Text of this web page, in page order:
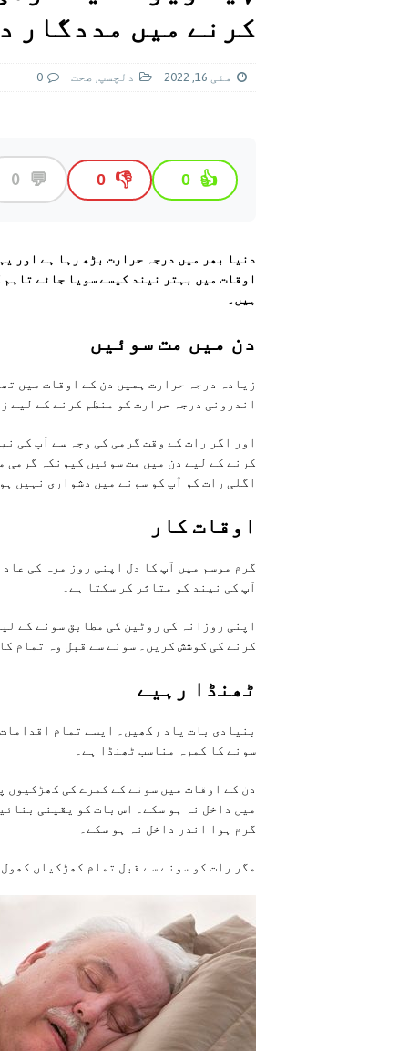
[ اگست 5, 2026 ] فیصل قریشی کا
پاکستان
کرنے میں مددگار
مئی 16, 2022 دلچسپ, صحت 0
👍
0
👎
0
💬
0
دنیا بھر میں درجہ حرارت بڑھ رہا ہے اور
اوقات میں بہتر نیند کیسے سویا جائے
ہیں۔
دن میں مت سوئیں
زیادہ درجہ حرارت ہمیں دن کے اوقات میں
اندرونی درجہ حرارت کو منظم کرنے کے لیے
اور اگر رات کے وقت گرمی کی وجہ سے آپ کی
کرنے کے لیے دن میں مت سوئیں کیونکہ گرمی
اگلی رات کو آپ کو سونے میں دشواری نہیں
اوقات کار
گرم موسم میں آپ کا دل اپنی روز مرہ کی
آپ کی نیند کو متاثر کر سکتا ہے۔
اپنی روزانہ کی روٹین کی مطابق سونے کے
کرنے کی کوشش کریں۔ سونے سے قبل وہ تمام
ٹھنڈا رہیے
بنیادی بات یاد رکھیں۔ ایسے تمام
سونے کا کمرہ مناسب ٹھنڈا ہے۔
دن کے اوقات میں سونے کے کمرے کی
میں داخل نہ ہو سکے۔ اس بات کو یقینی
گرم ہوا اندر داخل نہ ہو سکے۔
مگر رات کو سونے سے قبل تمام کھڑکیاں